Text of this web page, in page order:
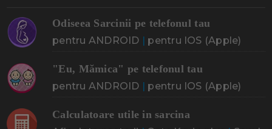
Odiseea Sarcinii pe telefonul tau
pentru ANDROID pentru IOS (Apple)
"Eu, Mămica" pe telefonul tau
pentru ANDROID pentru IOS (Apple)
Calculatoare utile in sarcina